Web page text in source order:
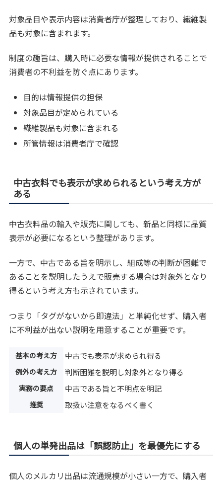
対象品目や表示内容は消費者庁が整理しており、繊維製
品も対象に含まれます。
制度の趣旨は、購入時に必要な情報が提供されることで
消費者の不利益を防ぐ点にあります。
目的は情報提供の担保
対象品目が定められている
繊維製品も対象に含まれる
所管情報は消費者庁で確認
中古衣料でも表示が求められるという考え方が
ある
中古衣料品の輸入や販売に関しても、新品と同様に品質
表示が必要になるという整理があります。
一方で、中古である旨を明示し、組成等の判断が困難で
あることを説明したうえで販売する場合は対象外となり
得るという考え方も示されています。
つまり「タグがないから即違法」と単純化せず、購入者
に不利益が出ない説明を用意することが重要です。
基本の考え方 中古でも表示が求められ得る
例外の考え方 判断困難を説明し対象外となり得る
実務の要点 中古である旨と不明点を明記
推奨 取扱い注意をなるべく書く
個人の単発出品は「誤認防止」を最優先にする
個人のメルカリ出品は流通規模が小さい一方で、購入者